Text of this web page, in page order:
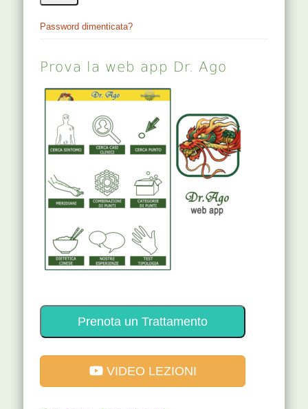
Loading more posts …
ISCRIVITI (siamo più di 1000 !)
Accedi